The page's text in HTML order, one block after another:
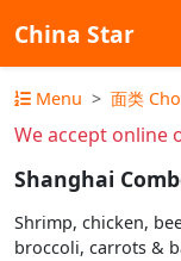
China Star
Menu 面类
We accept online
Shanghai
Shrimp, chicken,
broccoli, carrots &